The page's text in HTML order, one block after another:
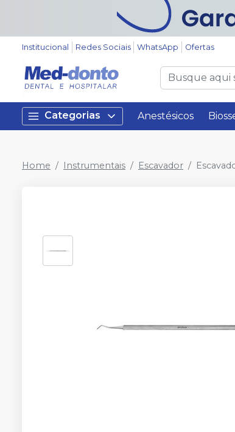
Institucional Redes Sociais WhatsApp Ofertas
Categorias Anestésicos
Home Instrumentais Escavador